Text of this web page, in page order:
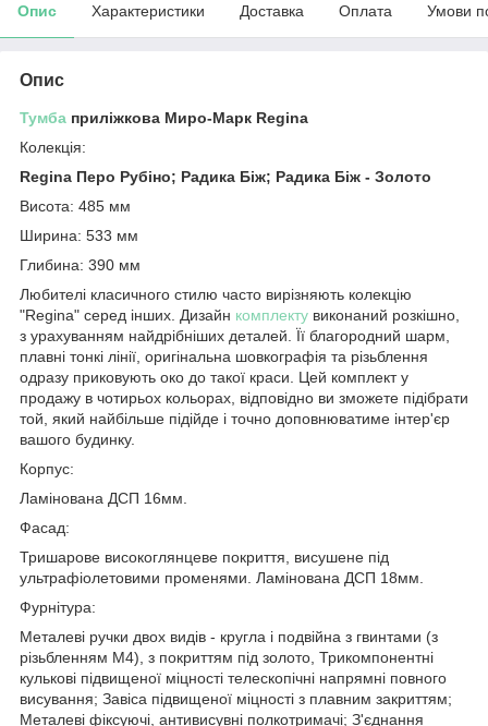
Опис Характеристики Доставка Оплата Умови
Опис
Тумба приліжкова Миро-Марк Regina
Колекція:
Regina Перо Рубіно; Радика Біж; Радика Біж - Золото
Висота: 485 мм
Ширина: 533 мм
Глибина: 390 мм
Любителі класичного стилю часто вирізняють колекцію
"Regina" серед інших. Дизайн комплекту виконаний розкішно,
з урахуванням найдрібніших деталей. Її благородний шарм,
плавні тонкі лінії, оригінальна шовкографія та різьблення
одразу приковують око до такої краси. Цей комплект у
продажу в чотирьох кольорах, відповідно ви зможете підібрати
той, який найбільше підійде і точно доповнюватиме інтер'єр
вашого будинку.
Корпус:
Ламінована ДСП 16мм.
Фасад:
Тришарове високоглянцеве покриття, висушене під
ультрафіолетовими променями. Ламінована ДСП 18мм.
Фурнітура:
Металеві ручки двох видів - кругла і подвійна з гвинтами (з
різьбленням М4), з покриттям під золото, Трикомпонентні
кулькові підвищеної міцності телескопічні напрямні повного
висування; Завіса підвищеної міцності з плавним закриттям;
Металеві фіксуючі, антивисувні полкотримачі; З'єднання